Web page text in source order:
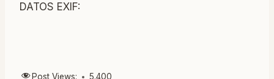
DATOS EXIF:
Post Views: 5.400